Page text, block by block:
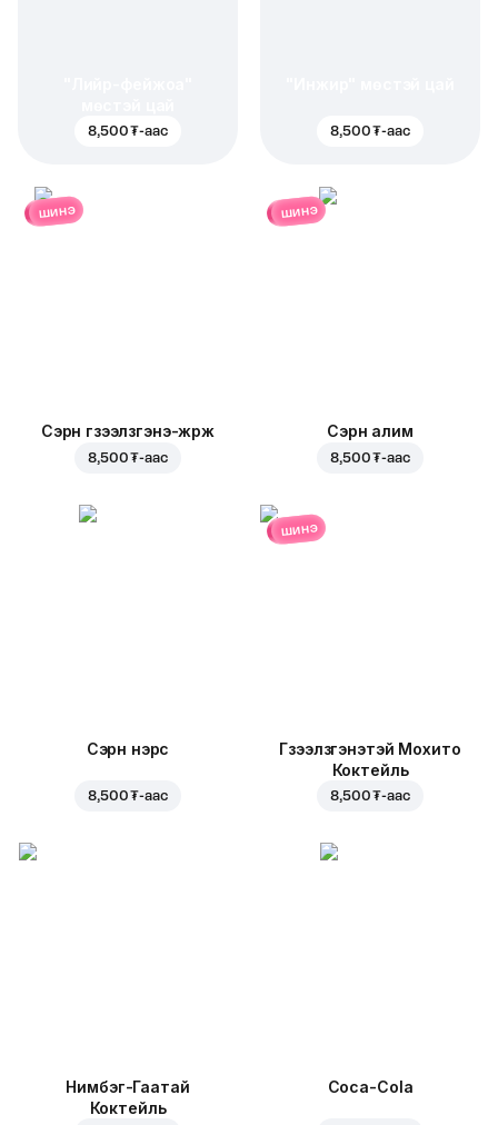
8,500 ₮-аас 8,500 ₮-аас
шинэ
Сэрүүн гүзээлзгэнэ-жүрж
8,500 ₮-аас
шинэ
Сэрүүн алим
8,500 ₮-аас
Сэрүүн нэрс
8,500 ₮-аас
шинэ
Гүзээлзгэнэтэй Мохито
Коктейль
8,500 ₮-аас
Нимбэг-Гаатай
Коктейль
Coca-Cola